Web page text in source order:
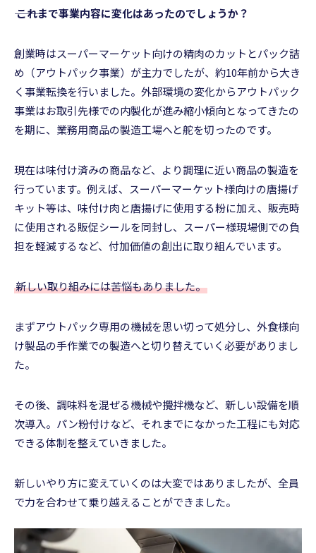
――― これまで事業内容に変化はあったのでしょうか？
創業時はスーパーマーケット向けの精肉のカットとパック詰
め（アウトパック事業）が主力でしたが、約10年前から大き
く事業転換を行いました。外部環境の変化からアウトパック
事業はお取引先様での内製化が進み縮小傾向となってきたの
を期に、業務用商品の製造工場へと舵を切ったのです。
現在は味付け済みの商品など、より調理に近い商品の製造を
行っています。例えば、スーパーマーケット様向けの唐揚げ
キット等は、味付け肉と唐揚げに使用する粉に加え、販売時
に使用される販促シールを同封し、スーパー様現場側での負
担を軽減するなど、付加価値の創出に取り組んでいます。
新しい取り組みには苦悩もありました。
まずアウトパック専用の機械を思い切って処分し、外食様向
け製品の手作業での製造へと切り替えていく必要がありまし
た。
その後、調味料を混ぜる機械や攪拌機など、新しい設備を順
次導入。パン粉付けなど、それまでになかった工程にも対応
できる体制を整えていきました。
新しいやり方に変えていくのは大変ではありましたが、全員
で力を合わせて乗り越えることができました。